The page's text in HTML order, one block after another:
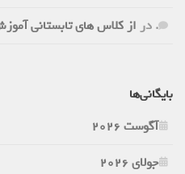
.دراز کلاس های تابستانی
بایگانی‌ها
آگوست 2026
جولای 2026